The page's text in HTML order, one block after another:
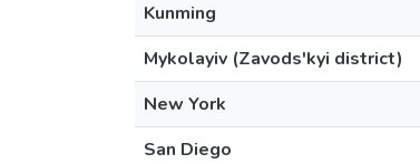
Kunming
Mykolayiv (Zavods'kyi district)
New York
San Diego